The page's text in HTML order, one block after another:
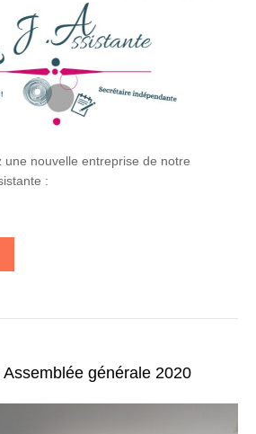
une nouvelle entreprise de notre
:
Assemblée générale 2020